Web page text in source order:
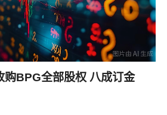
购BPG全部股权 八成订金